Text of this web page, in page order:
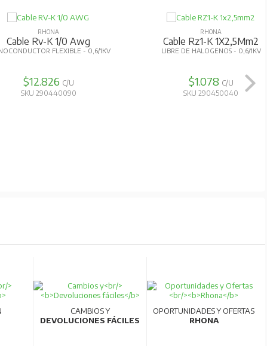
RHONA
Cable Rv-K 1/0 Awg
FLEXIBLE - 0,6/1KV
$12.826 C/U
SKU 290440090
RHONA
Cable Rz1-K 1X2,5Mm2
LIBRE DE HALOGENOS - 0,6/1KV
$1.078 C/U
SKU 290450040
CAMBIOS Y
DEVOLUCIONES FÁCILES
OPORTUNIDADES Y OFERTAS
RHONA